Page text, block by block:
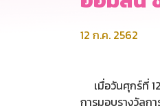
12 ก.ค. 2562
เมื่อวันศุกร์ที่
การมอบรางวัลก